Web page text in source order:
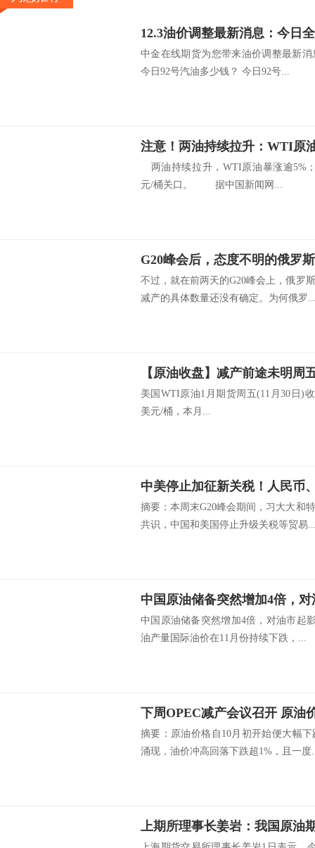
中金在线期货为您带来油价调整最新
今日92号汽油多少钱？ 今日92号...
两油持续拉升，WTI原油暴涨逾5%
元/桶关口。 据中国新闻网...
G20峰会后，态度不明的俄罗
不过，就在前两天的G20峰会上，俄罗
减产的具体数量还没有确定。为何俄罗
美国WTI原油1月期货周五(11月30日)
美元/桶，本月...
中美停止加征新关税！人民币
摘要：本周末G20峰会期间，习大大和
共识，中国和美国停止升级关税等贸易
中国原油储备突然增加4倍，对油市起
油产量国际油价在11月份持续下跌，...
下周OPEC减产会议召开 原油
摘要：原油价格自10月初开始便大幅
涌现，油价冲高回落下跌超1%，且一度